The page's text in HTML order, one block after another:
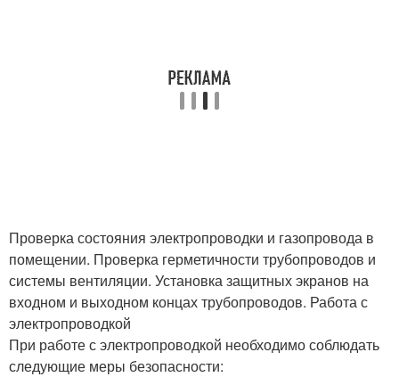
Проверка состояния электропроводки и газопровода в
помещении. Проверка герметичности трубопроводов и
системы вентиляции. Установка защитных экранов на
входном и выходном концах трубопроводов. Работа с
электропроводкой
При работе с электропроводкой необходимо соблюдать
следующие меры безопасности: